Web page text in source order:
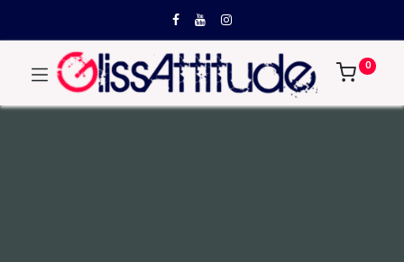
0